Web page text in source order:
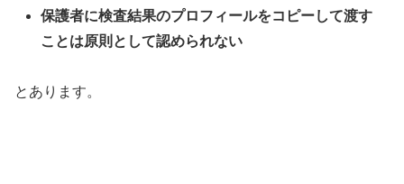
保護者に検査結果のプロフィールをコピーして渡す
ことは原則として認められない
とあります。